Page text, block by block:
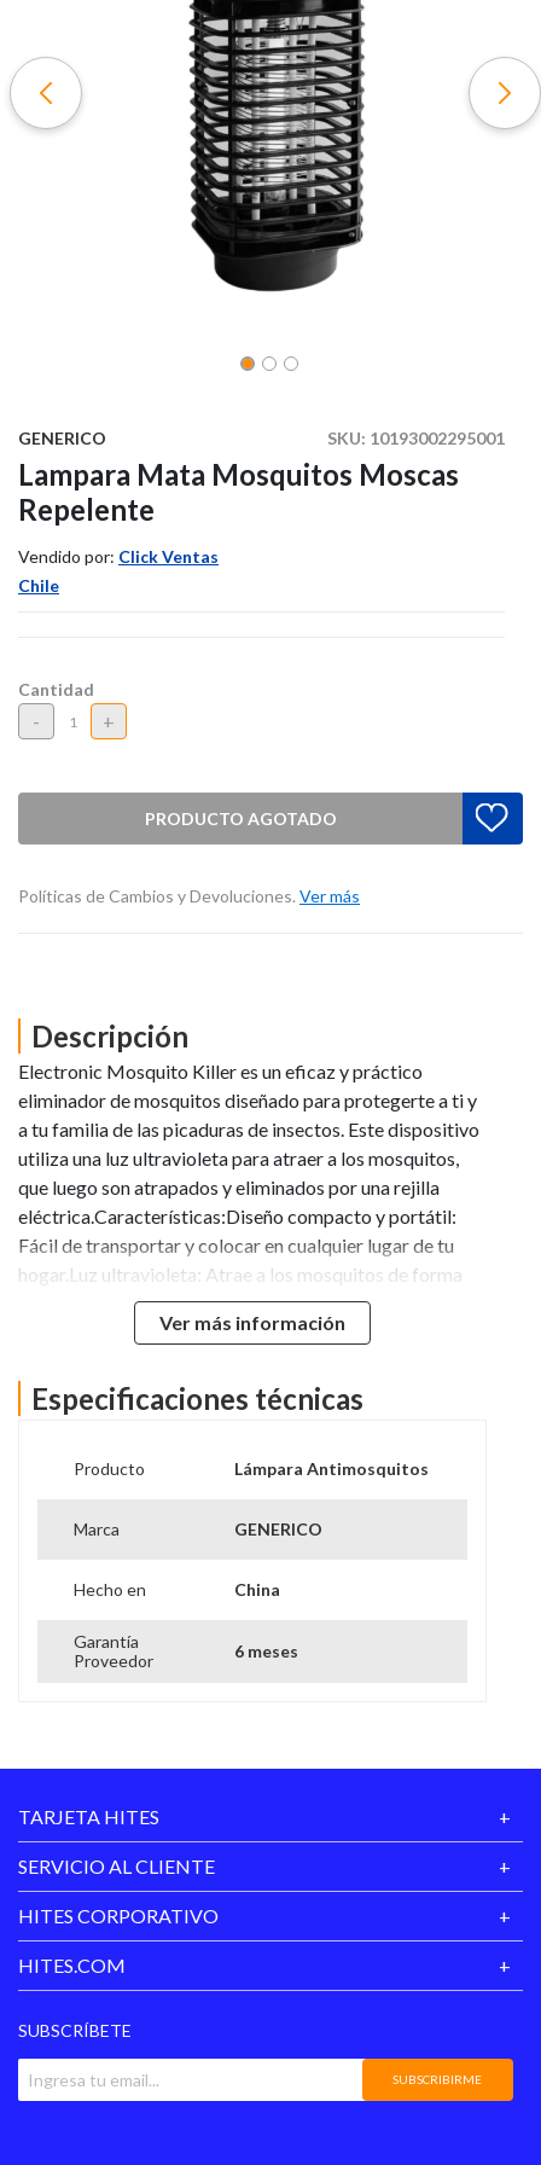
SKU: 10193002295001
GENERICO
Lampara Mata Mosquitos Moscas
Repelente
Vendido por: Click Ventas
Chile
Cantidad
- +
PRODUCTO AGOTADO
Políticas de Cambios y Devoluciones. Ver más
Descripción
Electronic Mosquito Killer es un eficaz y práctico
eliminador de mosquitos diseñado para protegerte a ti y
a tu familia de las picaduras de insectos. Este dispositivo
utiliza una luz ultravioleta para atraer a los mosquitos,
que luego son atrapados y eliminados por una rejilla
eléctrica.Características:Diseño compacto y portátil:
Fácil de transportar y colocar en cualquier lugar de tu
hogar.Luz ultravioleta: Atrae a los mosquitos de forma
efectiva.Rejilla eléctrica: Elimina a los mosquitos al
instante.Seguro y fácil de usar: No utiliza productos
usar en dormitorios, salas de estar, cocinas y
más.Beneficios:Protección contra picaduras: Mantén a
mosquitos.Ambiente libre de insectos: Disfruta de un
Olvídate de los métodos tradicionales y sucios para
comprar repelentes ni insecticidas constantemente.
Ver más información
Especificaciones técnicas
Producto Lámpara Antimosquitos
Marca GENERICO
Hecho en China
Garantía
Proveedor
6 meses
TARJETA HITES
SERVICIO AL CLIENTE
HITES CORPORATIVO
HITES.COM
SUBSCRÍBETE
SUBSCRIBIRME